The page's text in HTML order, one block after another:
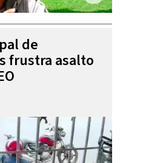
de
frustra asalto